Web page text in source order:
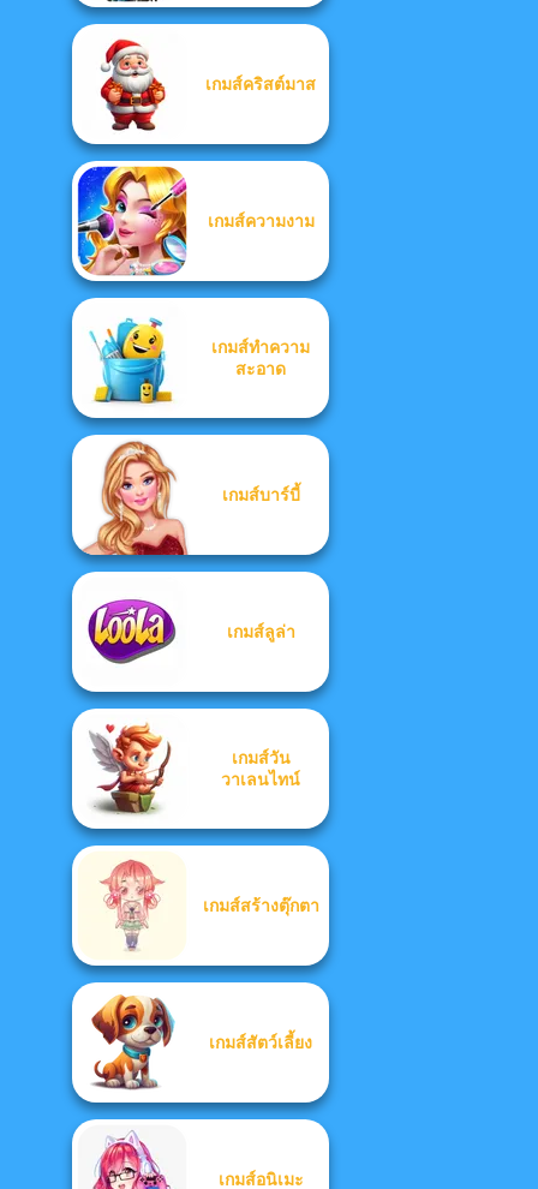
เกมส์คริสต์มาส
เกมส์ความงาม
เกมส์ทำความ
สะอาด
เกมส์บาร์บี้
เกมส์ลูล่า
เกมส์วัน
วาเลนไทน์
เกมส์สร้างตุ๊กตา
เกมส์สัตว์เลี้ยง
เกมส์อนิเมะ